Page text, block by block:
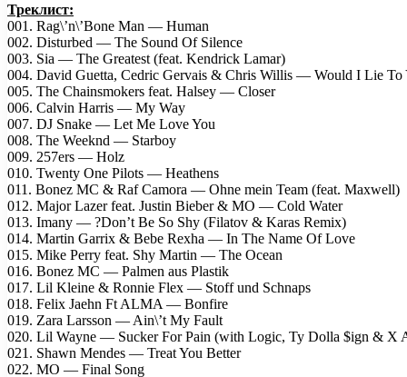
Треклист:
001. Rag\’n\’Bone Man — Human
002. Disturbed — The Sound Of Silence
003. Sia — The Greatest (feat. Kendrick Lamar)
004. David Guetta, Cedric Gervais & Chris Willis — Would I Lie To
005. The Chainsmokers feat. Halsey — Closer
006. Calvin Harris — My Way
007. DJ Snake — Let Me Love You
008. The Weeknd — Starboy
009. 257ers — Holz
010. Twenty One Pilots — Heathens
011. Bonez MC & Raf Camora — Ohne mein Team (feat. Maxwell)
012. Major Lazer feat. Justin Bieber & MO — Cold Water
013. Imany — ?Don’t Be So Shy (Filatov & Karas Remix)
014. Martin Garrix & Bebe Rexha — In The Name Of Love
015. Mike Perry feat. Shy Martin — The Ocean
016. Bonez MC — Palmen aus Plastik
017. Lil Kleine & Ronnie Flex — Stoff und Schnaps
018. Felix Jaehn Ft ALMA — Bonfire
019. Zara Larsson — Ain\’t My Fault
020. Lil Wayne — Sucker For Pain (with Logic, Ty Dolla $ign & X
021. Shawn Mendes — Treat You Better
022. MO — Final Song